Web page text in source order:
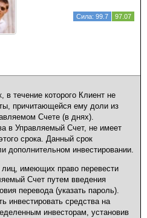
Сила: 99.7 97.07
в течение которого Клиент не
причитающейся ему доли из
Счете (в днях).
в Управляемый Счет, не имеет
срока. Данный срок
дополнительном инвестировании.
лиц, имеющих право перевести
Счет путем введения
перевода (указать пароль).
инвестировать средства на
инвесторам, установив